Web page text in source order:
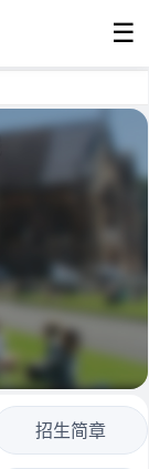
☰
招生简章